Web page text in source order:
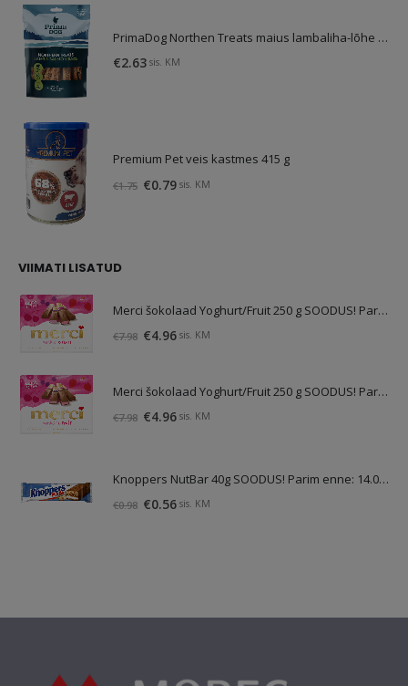
PrimaDog Northen Treats maius lambaliha-lõhe 80g
€2.63 sis. KM
Premium Pet veis kastmes 415 g
€1.75 Algne
€0.79Praegune
sis. KM
VIIMATI LISATUD
Merci šokolaad Yoghurt/Fruit 250 g SOODUS! Parim enne: 01.10.26
€7.98 Algne
€7.98.
€4.96Praegune
€4.96.
sis. KM
Merci šokolaad Yoghurt/Fruit 250 g SOODUS! Parim enne: 01.10.26
€7.98 Algne
€7.98.
€4.96Praegune
€4.96.
sis. KM
Knoppers NutBar 40g SOODUS! Parim enne: 14.09.26
€0.98 Algne
€0.56Praegune
sis. KM